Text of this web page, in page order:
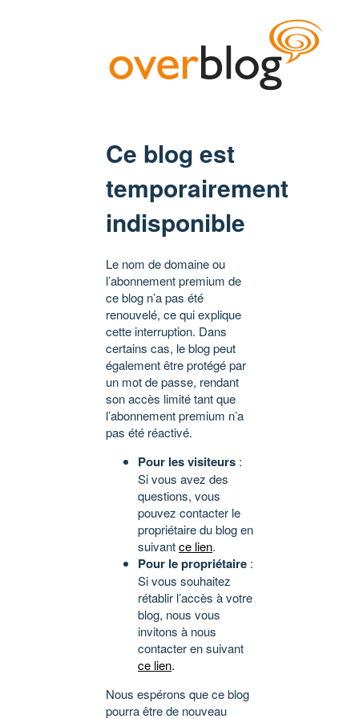
Ce blog est
temporairement
indisponible
Le nom de domaine ou
l’abonnement premium de
ce blog n’a pas été
renouvelé, ce qui explique
cette interruption. Dans
certains cas, le blog peut
également être protégé par
un mot de passe, rendant
son accès limité tant que
l’abonnement premium n’a
pas été réactivé.
Pour les visiteurs :
Si vous avez des
questions, vous
pouvez contacter le
propriétaire du blog en
suivantce lien.
Pour le propriétaire :
Si vous souhaitez
rétablir l’accès à votre
blog, nous vous
invitons à nous
contacter en suivant
ce lien.
Nous espérons que ce blog
pourra être de nouveau